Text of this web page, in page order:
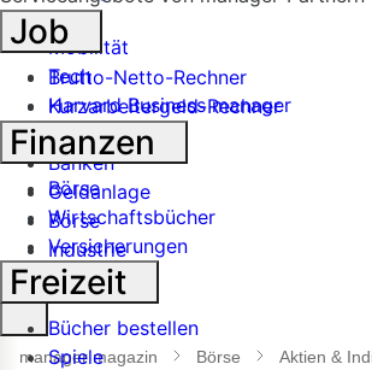
Mobilität
Tech
Harvard Business manager
Handel
Banken
Geldanlage
Börse
Industrie
Suche
öffnen
manager magazin Börse Aktien &
Job
Brutto-Netto-Rechner
Kurzarbeitergeld-Rechner
Finanzen
Börse
Wirtschaftsbücher
Versicherungen
Freizeit
Bücher bestellen
Spiele